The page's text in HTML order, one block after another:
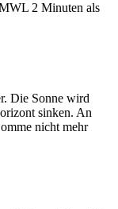
2 Minuten als
Die Sonne wird
sinken. An
nicht mehr